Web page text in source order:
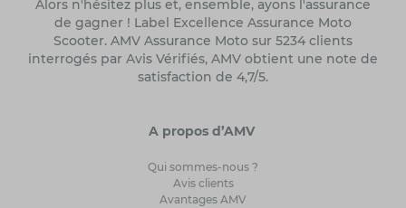
Alors n'hésitez plus et, ensemble, ayons l'assurance
de gagner ! Label Excellence Assurance Moto
Scooter. AMV Assurance Moto sur 5234 clients
interrogés par Avis Vérifiés, AMV obtient une note de
satisfaction de 4,7/5.
A propos d’AMV
Qui sommes-nous ?
Avis clients
Avantages AMV